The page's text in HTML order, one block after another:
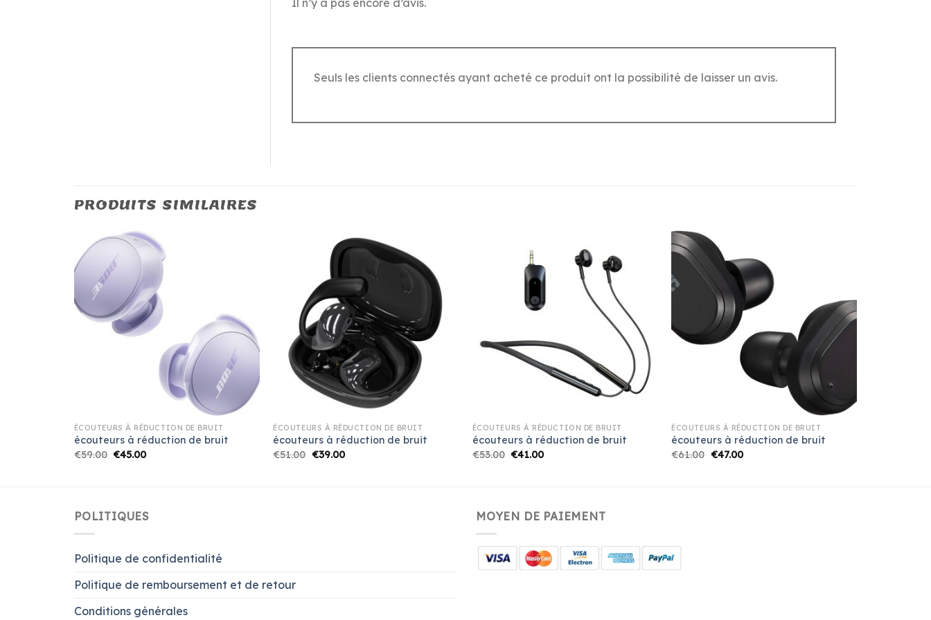
Il n’y a pas encore d’avis.
Seuls les clients connectés ayant acheté ce produit ont la possibilité de laisser un avis.
PRODUITS SIMILAIRES
ÉCOUTEURS À RÉDUCTION DE BRUIT
écouteurs à réduction de bruit
€59.00 €45.00
ÉCOUTEURS À RÉDUCTION DE BRUIT
écouteurs à réduction de bruit
€51.00 €39.00
ÉCOUTEURS À RÉDUCTION DE BRUIT
écouteurs à réduction de bruit
€53.00 €41.00
ÉCOUTEURS À RÉDUCTION DE BRUIT
écouteurs à réduction de bruit
€61.00 €47.00
POLITIQUES
Politique de confidentialité
Politique de remboursement et de retour
Conditions générales
MOYEN DE PAIEMENT